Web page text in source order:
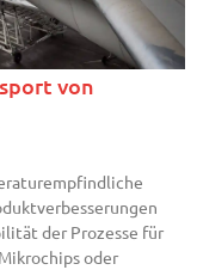
von
der Prozesse für
oder